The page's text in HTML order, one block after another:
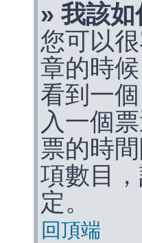
» 我該
您可以
章的時
看到一
入一個
票的時
項數目
定。
回頂端